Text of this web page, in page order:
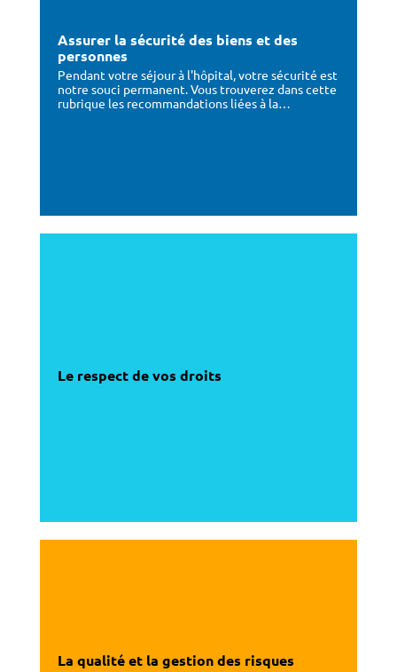
Assurer la sécurité des biens et des
personnes
Pendant votre séjour à l'hôpital, votre sécurité est
notre souci permanent. Vous trouverez dans cette
rubrique les recommandations liées à la…
Le respect de vos droits
La qualité et la gestion des risques